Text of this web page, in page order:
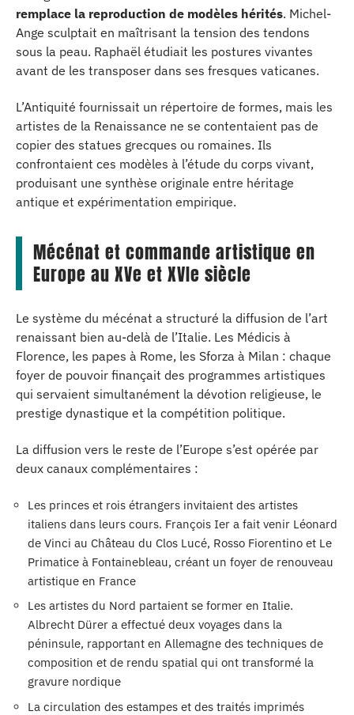
remplace la reproduction de modèles hérités. Michel-
Ange sculptait en maîtrisant la tension des tendons
sous la peau. Raphaël étudiait les postures vivantes
avant de les transposer dans ses fresques vaticanes.
L’Antiquité fournissait un répertoire de formes, mais les
artistes de la Renaissance ne se contentaient pas de
copier des statues grecques ou romaines. Ils
confrontaient ces modèles à l’étude du corps vivant,
produisant une synthèse originale entre héritage
antique et expérimentation empirique.
Mécénat et commande artistique en
Europe au XVe et XVIe siècle
Le système du mécénat a structuré la diffusion de l’art
renaissant bien au-delà de l’Italie. Les Médicis à
Florence, les papes à Rome, les Sforza à Milan : chaque
foyer de pouvoir finançait des programmes artistiques
qui servaient simultanément la dévotion religieuse, le
prestige dynastique et la compétition politique.
La diffusion vers le reste de l’Europe s’est opérée par
deux canaux complémentaires :
Les princes et rois étrangers invitaient des artistes
italiens dans leurs cours. François Ier a fait venir Léonard
de Vinci au Château du Clos Lucé, Rosso Fiorentino et Le
Primatice à Fontainebleau, créant un foyer de renouveau
artistique en France
Les artistes du Nord partaient se former en Italie.
Albrecht Dürer a effectué deux voyages dans la
péninsule, rapportant en Allemagne des techniques de
composition et de rendu spatial qui ont transformé la
gravure nordique
La circulation des estampes et des traités imprimés